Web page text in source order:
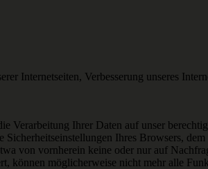
Internetseiten, Verbesserung unseres
Ihrer Daten auf unser
Ihres Browsers,
von vornherein keine oder nur auf
können möglicherweise nicht mehr alle